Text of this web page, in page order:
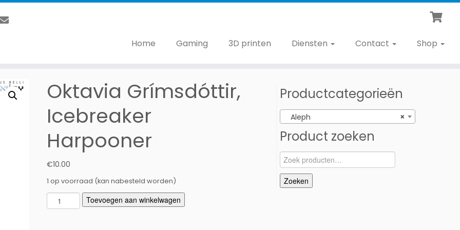
Home Gaming 3D printen Diensten Contact Shop
Oktavia Grímsdóttir,
Icebreaker
Harpooner
€10.00
1 op voorraad (kan nabesteld worden)
k
Toevoegen aan winkelwagen
Productcategorieën
×
Aleph
Product zoeken
Zoeken
naar:
Zoeken